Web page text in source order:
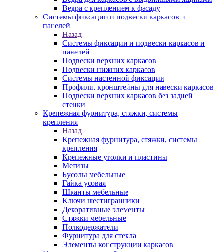
Ведра с креплением к фасаду
Системы фиксации и подвески каркасов и
панелей
Назад
Системы фиксации и подвески каркасов и
панелей
Подвески верхних каркасов
Подвески нижних каркасов
Системы настенной фиксации
Профили, кронштейны для навески каркасов
Подвески верхних каркасов без задней
стенки
Крепежная фурнитура, стяжки, системы
крепления
Назад
Крепежная фурнитура, стяжки, системы
крепления
Крепежные уголки и пластины
Метизы
Бусолы мебельные
Гайка усовая
Шканты мебельные
Ключи шестигранники
Декоративные элементы
Стяжки мебельные
Полкодержатели
Фурнитура для стекла
Элементы конструкции каркасов